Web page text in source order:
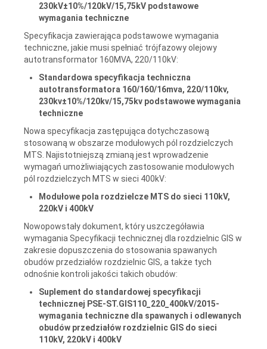
230kV±10%/120kV/15,75kV podstawowe
wymagania techniczne
Specyfikacja zawierająca podstawowe wymagania
techniczne, jakie musi spełniać trójfazowy olejowy
autotransformator 160MVA, 220/110kV:
Standardowa specyfikacja techniczna
autotransformatora 160/160/16mva, 220/110kv,
230kv±10%/120kv/15,75kv podstawowe wymagania
techniczne
Nowa specyfikacja zastępująca dotychczasową
stosowaną w obszarze modułowych pól rozdzielczych
MTS. Najistotniejszą zmianą jest wprowadzenie
wymagań umożliwiających zastosowanie modułowych
pól rozdzielczych MTS w sieci 400kV:
Modułowe pola rozdzielcze MTS do sieci 110kV,
220kV i 400kV
Nowopowstały dokument, który uszczegóławia
wymagania Specyfikacji technicznej dla rozdzielnic GIS w
zakresie dopuszczenia do stosowania spawanych
obudów przedziałów rozdzielnic GIS, a także tych
odnośnie kontroli jakości takich obudów:
Suplement do standardowej specyfikacji
technicznej PSE-ST.GIS110_220_400kV/2015-
wymagania techniczne dla spawanych i odlewanych
obudów przedziałów rozdzielnic GIS do sieci
110kV, 220kV i 400kV